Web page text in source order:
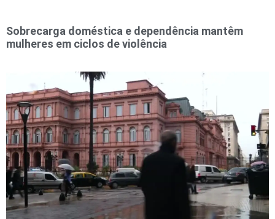
Sobrecarga doméstica e dependência mantêm
mulheres em ciclos de violência